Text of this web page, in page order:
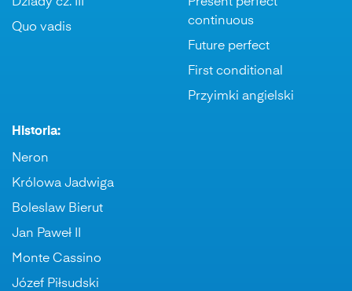
Quo vadis
continuous
Future perfect
First conditional
Przyimki angielski
Historia:
Neron
Królowa Jadwiga
Boleslaw Bierut
Jan Paweł II
Monte Cassino
Józef Piłsudski